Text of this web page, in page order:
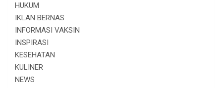
HUKUM
IKLAN BERNAS
INFORMASI VAKSIN
INSPIRASI
KESEHATAN
KULINER
NEWS